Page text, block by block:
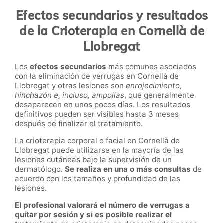
Efectos secundarios y resultados
de la Crioterapia en Cornellà de
Llobregat
Los efectos secundarios más comunes asociados
con la eliminación de verrugas en Cornellà de
Llobregat y otras lesiones son enrojecimiento,
hinchazón e, incluso, ampollas, que generalmente
desaparecen en unos pocos días. Los resultados
definitivos pueden ser visibles hasta 3 meses
después de finalizar el tratamiento.
La crioterapia corporal o facial en Cornellà de
Llobregat puede utilizarse en la mayoría de las
lesiones cutáneas bajo la supervisión de un
dermatólogo. Se realiza en una o más consultas de
acuerdo con los tamaños y profundidad de las
lesiones.
El profesional valorará el número de verrugas a
quitar por sesión y si es posible realizar el